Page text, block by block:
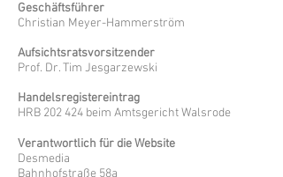
Geschäftsführer
Christian Meyer-Hammerström
Aufsichtsratsvorsitzender
Prof. Dr. Tim Jesgarzewski
Handelsregistereintrag
HRB 202 424 beim Amtsgericht Walsrode
Verantwortlich für die Website
Desmedia
Bahnhofstraße 58a